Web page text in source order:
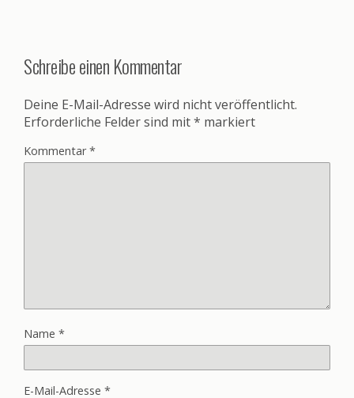
Schreibe einen Kommentar
Deine E-Mail-Adresse wird nicht veröffentlicht.
Erforderliche Felder sind mit* markiert
Kommentar*
Name *
E-Mail-Adresse *